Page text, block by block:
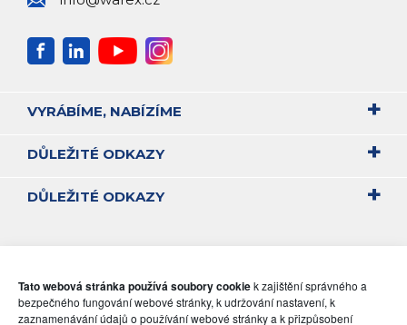
Tato webová stránka používá soubory cookiek zajištění správného a
bezpečného fungování webové stránky, k udržování nastavení, k
zaznamenávání údajů o používání webové stránky a k přizpůsobení
VYRÁBÍME, NABÍZÍME
DŮLEŽITÉ ODKAZY
DŮLEŽITÉ ODKAZY